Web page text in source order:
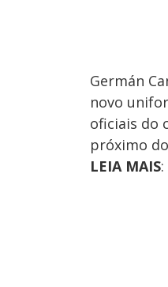
Germán
novo
oficiais do
próximo
LEIA MAIS: